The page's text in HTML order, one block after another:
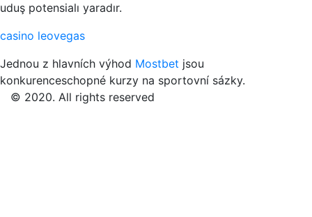
uduş potensialı yaradır.
casino leovegas
Jednou z hlavních výhod Mostbet jsou
konkurenceschopné kurzy na sportovní sázky.
© 2020. All rights reserved